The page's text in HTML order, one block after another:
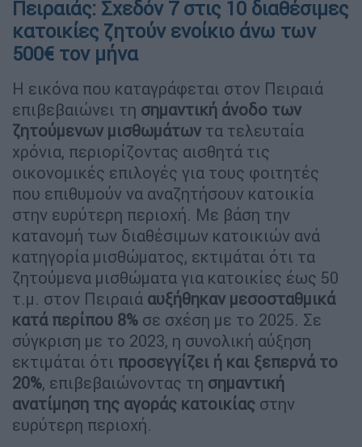
Πειραιάς: Σχεδόν 7 στις 10 διαθέσιμες
κατοικίες ζητούν ενοίκιο άνω των
500€ τον μήνα
Η εικόνα που καταγράφεται στον Πειραιά
επιβεβαιώνει τη σημαντική άνοδο των
ζητούμενων μισθωμάτων τα τελευταία
χρόνια, περιορίζοντας αισθητά τις
οικονομικές επιλογές για τους φοιτητές
που επιθυμούν να αναζητήσουν κατοικία
στην ευρύτερη περιοχή. Με βάση την
κατανομή των διαθέσιμων κατοικιών ανά
κατηγορία μισθώματος, εκτιμάται ότι τα
ζητούμενα μισθώματα για κατοικίες έως 50
τ.μ. στον Πειραιά αυξήθηκαν μεσοσταθμικά
κατά περίπου 8% σε σχέση με το 2025. Σε
σύγκριση με το 2023, η συνολική αύξηση
εκτιμάται ότι προσεγγίζει ή και ξεπερνά το
20%, επιβεβαιώνοντας τη σημαντική
ανατίμηση της αγοράς κατοικίας στην
ευρύτερη περιοχή.